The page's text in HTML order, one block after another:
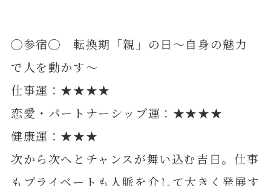
◯参宿◯ 転換期「親」の日～自身の魅力
で人を動かす～
仕事運：★★★★
恋愛・パートナーシップ運：★★★★
健康運：★★★
次から次へとチャンスが舞い込む吉日。仕事
もプライベートも人脈を介して大きく発展す